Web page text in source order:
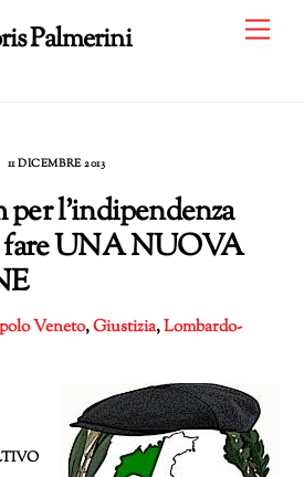
Palmerini
11 DICEMBRE 2013
l’indipendenza
fare UNA NUOVA
Veneto,Giustizia,Lombardo-